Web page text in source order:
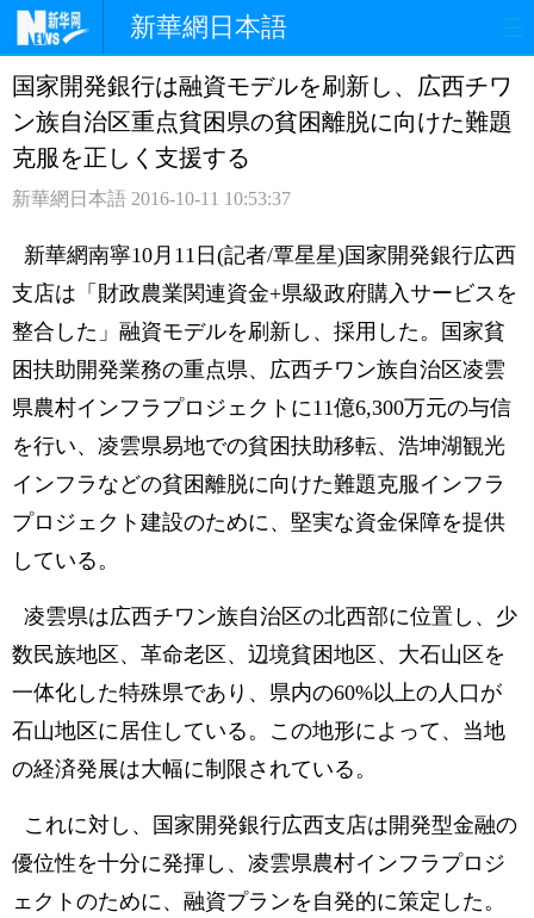
新華網日本語
ホームページ 政治 経済
社会
観光 評論
中日対訳
国家開発銀行は融資モデルを刷新し、広西チワ
ン族自治区重点貧困県の貧困離脱に向けた難題
克服を正しく支援する
新華網日本語 2016-10-11 10:53:37
新華網南寧10月11日(記者/覃星星)国家開発銀行広西
支店は「財政農業関連資金+県級政府購入サービスを
整合した」融資モデルを刷新し、採用した。国家貧
困扶助開発業務の重点県、広西チワン族自治区凌雲
県農村インフラプロジェクトに11億6,300万元の与信
を行い、凌雲県易地での貧困扶助移転、浩坤湖観光
インフラなどの貧困離脱に向けた難題克服インフラ
プロジェクト建設のために、堅実な資金保障を提供
している。
凌雲県は広西チワン族自治区の北西部に位置し、少
数民族地区、革命老区、辺境貧困地区、大石山区を
一体化した特殊県であり、県内の60%以上の人口が
石山地区に居住している。この地形によって、当地
の経済発展は大幅に制限されている。
これに対し、国家開発銀行広西支店は開発型金融の
優位性を十分に発揮し、凌雲県農村インフラプロジ
ェクトのために、融資プランを自発的に策定した。